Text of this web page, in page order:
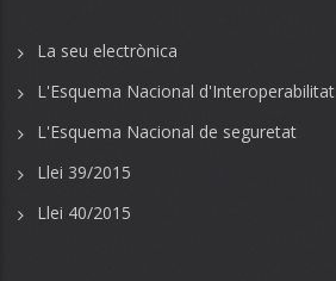
La seu electrònica
L'Esquema Nacional d'Interoperabilitat
L'Esquema Nacional de seguretat
Llei 39/2015
Llei 40/2015